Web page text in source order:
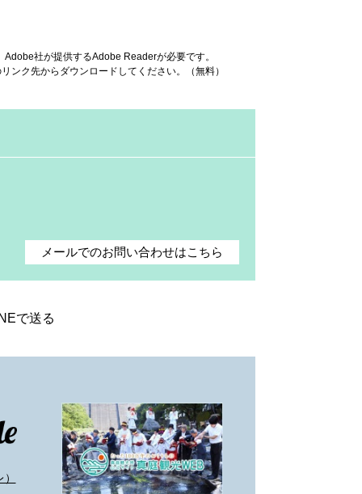
社が提供するAdobe Readerが必要です。
ンク先からダウンロードしてください。（無料）
メールでのお問い合わせはこちら
で送る